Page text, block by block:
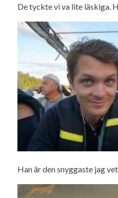
De tyckte vi va lite läskiga.
Han är den snyggaste jag